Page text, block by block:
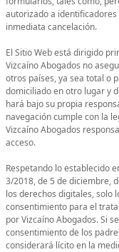
autorizado a
inmediata cancelación.
El Sitio Web está dirigido
Vizcaíno Abogados no
otros países, ya sea total o
domiciliado en otro lugar y
hará bajo su propia
navegación cumple con la
Vizcaíno Abogados
acceso.
Respetando lo establecido
3/2018, de 5 de diciembre,
los derechos digitales, solo
consentimiento para el
por Vizcaíno Abogados. Si
consentimiento de los
considerará lícito en la